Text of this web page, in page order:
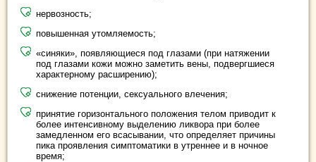
нервозность;
повышенная утомляемость;
«синяки», появляющиеся под глазами (при натяжении
под глазами кожи можно заметить вены, подвергшиеся
характерному расширению);
снижение потенции, сексуального влечения;
принятие горизонтального положения телом приводит к
более интенсивному выделению ликвора при более
замедленном его всасывании, что определяет причины
пика проявления симптоматики в утреннее и в ночное
время;